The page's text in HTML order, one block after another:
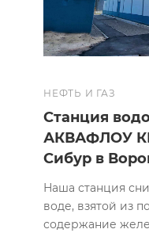
НЕФТЬ И ГАЗ
Станция
АКВАФЛОУ
Сибур в
Наша станция
воде, взятой из
содержание